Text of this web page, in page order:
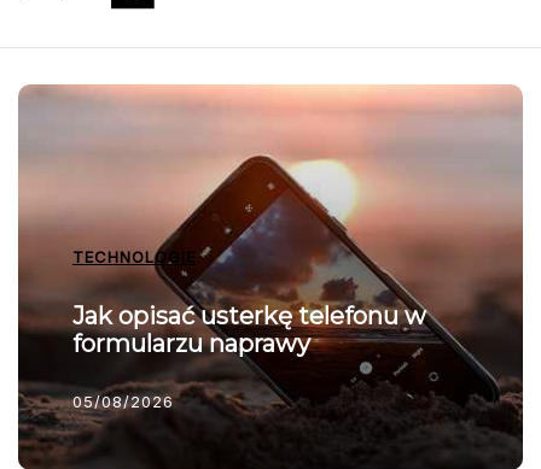
Rega
TECHNOLOGIE
Jak opisać usterkę telefonu w
formularzu naprawy
05/08/2026